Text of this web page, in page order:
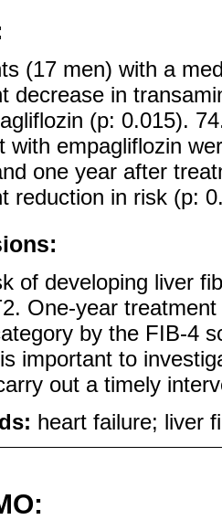
(17 men) with a
decrease in
(p: 0.015).
with empagliflozin
one year after
reduction in risk (p:
of developing liver
One-year
by the FIB-4
important to
out a timely
heart failure; liver